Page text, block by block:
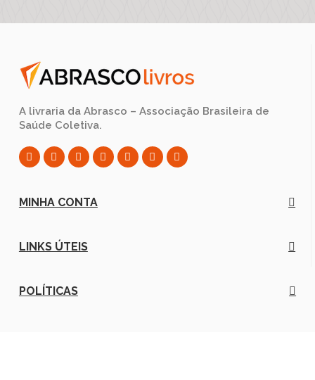
A livraria da Abrasco – Associação Brasileira de
Saúde Coletiva.
MINHA CONTA
LINKS ÚTEIS
POLÍTICAS